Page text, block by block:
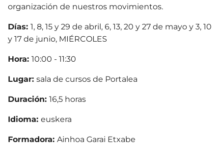
organización de nuestros movimientos.
Días: 1, 8, 15 y 29 de abril, 6, 13, 20 y 27 de mayo y 3, 10
y 17 de junio, MIÉRCOLES
Hora: 10:00 - 11:30
Lugar: sala de cursos de Portalea
Duración: 16,5 horas
Idioma: euskera
Formadora: Ainhoa Garai Etxabe